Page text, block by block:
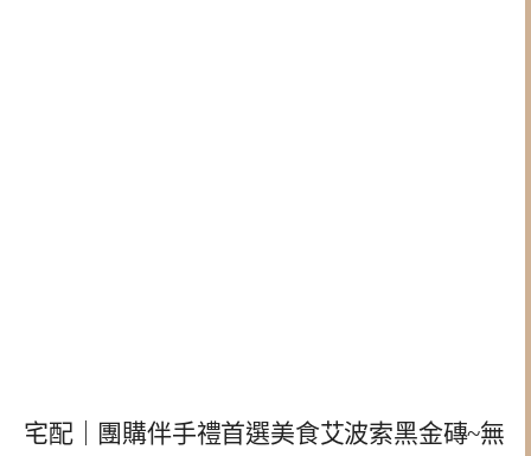
宅配｜團購伴手禮首選美食艾波索黑金磚~無